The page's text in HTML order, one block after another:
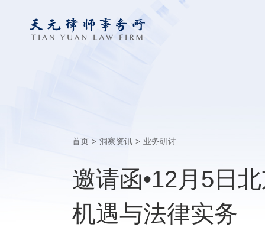
首页 > 洞察资讯 > 业务研讨
邀请函•12月5日
机遇与法律实务